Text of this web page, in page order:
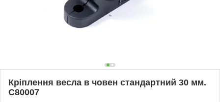
Кріплення весла в човен стандартний 30 мм.
C80007